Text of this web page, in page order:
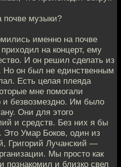
музыки?
именно на почве
на концерт, ему
И он решил сделать из
Но он был не единственным
Есть целая плеяда
мне помогали
и безвозмездно. Им было
Они для этого
и средств. Без них я бы
Это Умар Боков, один из
Григорий Лучанский —
Мы просто как
и близко свел